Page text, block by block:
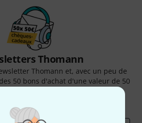
Thomann
Thomann et, avec un peu de
50 bons d'achat d'une valeur de 50
Deals